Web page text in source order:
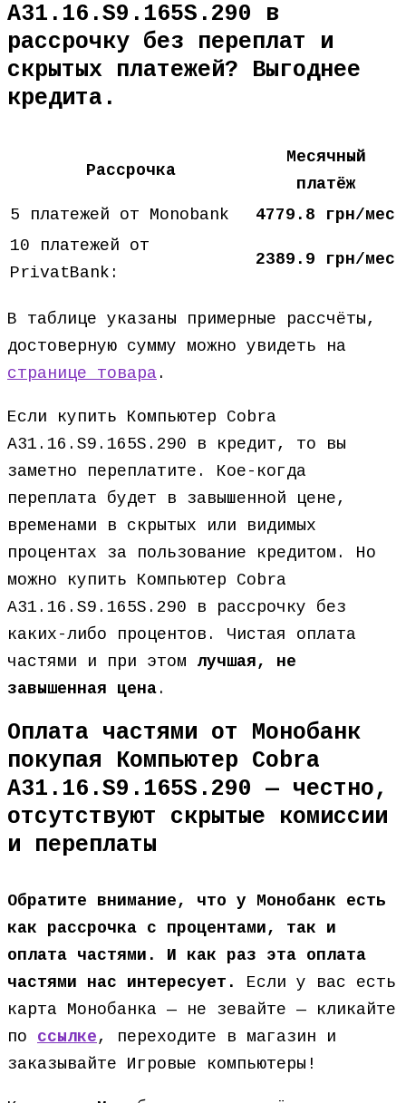
A31.16.S9.165S.290 в
рассрочку без переплат и
скрытых платежей? Выгоднее
кредита.
Рассрочка
Месячный
платёж
5 платежей от Monobank
4779.8 грн/мес
10 платежей от
PrivatBank:
2389.9 грн/мес
В таблице указаны примерные рассчёты,
достоверную сумму можно увидеть на
странице товара .
Если купить Компьютер Cobra
A31.16.S9.165S.290 в кредит, то вы
заметно переплатите. Кое-когда
переплата будет в завышенной цене,
временами в скрытых или видимых
процентах за пользование кредитом. Но
можно купить Компьютер Cobra
A31.16.S9.165S.290 в рассрочку без
каких-либо процентов. Чистая оплата
частями и при этом лучшая, не
завышенная цена .
Оплата частями от Монобанк
покупая Компьютер Cobra
A31.16.S9.165S.290 — честно,
отсутствуют скрытые комиссии
и переплаты
Обратите внимание, что у Монобанк есть
как рассрочка с процентами, так и
оплата частями. И как раз эта оплата
частями нас интересует.
Если у вас есть
карта Монобанка — не зевайте — кликайте
по ссылке, переходите в магазин и
заказывайте Игровые компьютеры!